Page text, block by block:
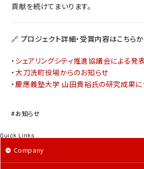
貢献を続けてまいります。
🔗 プロジェクト詳細・受賞内容はこちら
・ シェアリングシティ推進協議会による発
・大刀洗町役場からのお知らせ
・慶應義塾大学 山田貴裕氏の研究成果に
お知らせ
Quick Links
Company